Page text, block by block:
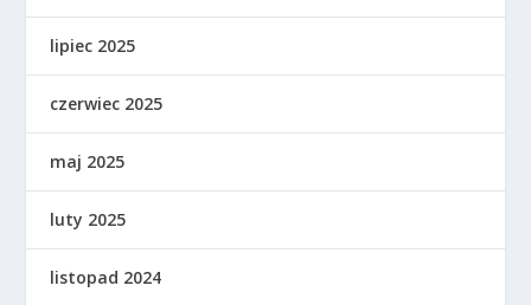
lipiec 2025
czerwiec 2025
maj 2025
luty 2025
listopad 2024